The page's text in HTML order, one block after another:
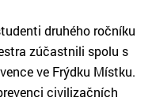
druhého ročníku
zúčastnili spolu s
ve Frýdku Místku.
civilizačních